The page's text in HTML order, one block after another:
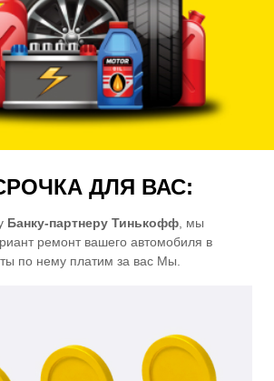
ДЛЯ ВАС:
Банку-партнеру Тинькофф, мы
ремонт вашего автомобиля в
по нему платим за вас Мы.